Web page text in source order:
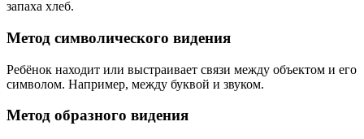
запаха хлеб.
Метод символического видения
Ребёнок находит или выстраивает связи между объектом и его
символом. Например, между буквой и звуком.
Метод образного видения